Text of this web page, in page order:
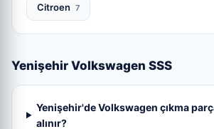
Citroen 7
Yenişehir Volkswagen SSS
Yenişehir'de Volkswagen çıkma
alınır?